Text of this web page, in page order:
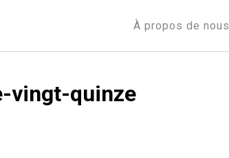
À propos de nous
vingt-quinze